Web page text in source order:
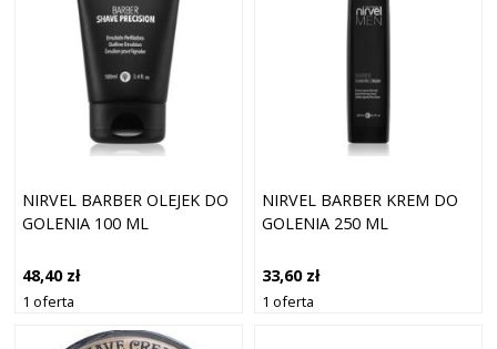
NIRVEL BARBER OLEJEK DO
GOLENIA 100 ML
48,40 zł
1 oferta
NIRVEL BARBER KREM DO
GOLENIA 250 ML
33,60 zł
1 oferta